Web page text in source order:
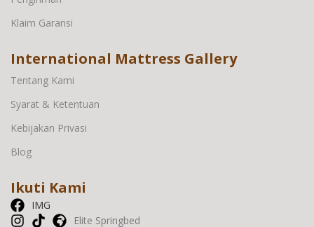
Klaim Garansi
International Mattress Gallery
Tentang Kami
Syarat & Ketentuan
Kebijakan Privasi
Blog
Ikuti Kami
IMG
Elite Springbed